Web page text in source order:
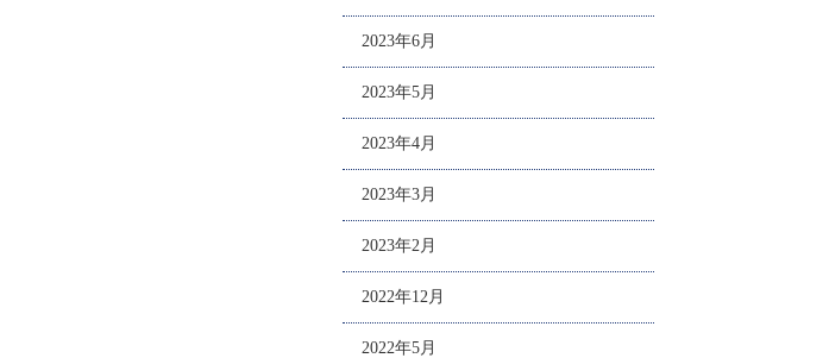
2023年6月
2023年5月
2023年4月
2023年3月
2023年2月
2022年12月
2022年5月